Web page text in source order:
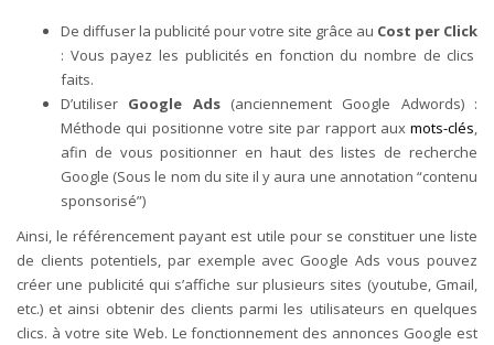
De diffuser la publicité pour votre site grâce au Cost per Click
: Vous payez les publicités en fonction du nombre de clics
faits.
D’utiliser Google Ads(anciennement Google Adwords) :
Méthode qui positionne votre site par rapport aux mots-clés,
afin de vous positionner en haut des listes de recherche
Google (Sous le nom du site il y aura une annotation “contenu
sponsorisé”)
Ainsi, le référencement payant est utile pour se constituer une liste
de clients potentiels, par exemple avec Google Ads vous pouvez
créer une publicité qui s’affiche sur plusieurs sites (youtube, Gmail,
etc.) et ainsi obtenir des clients parmi les utilisateurs en quelques
clics. à votre site Web. Le fonctionnement des annonces Google est